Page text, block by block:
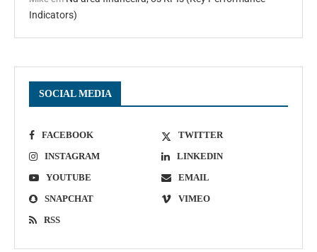
Indicators)
SOCIAL MEDIA
FACEBOOK
TWITTER
INSTAGRAM
LINKEDIN
YOUTUBE
EMAIL
SNAPCHAT
VIMEO
RSS